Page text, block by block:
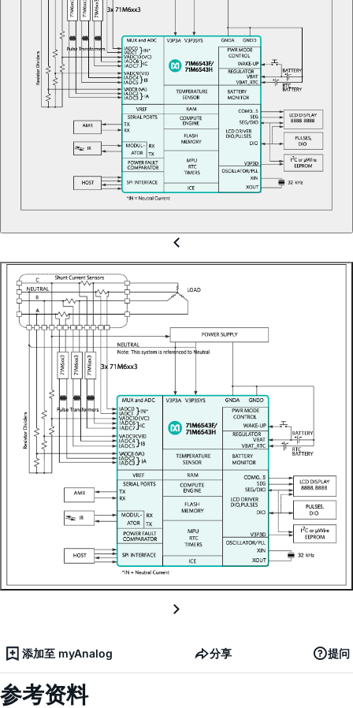
添加至 myAnalog 分享 提问
参考资料